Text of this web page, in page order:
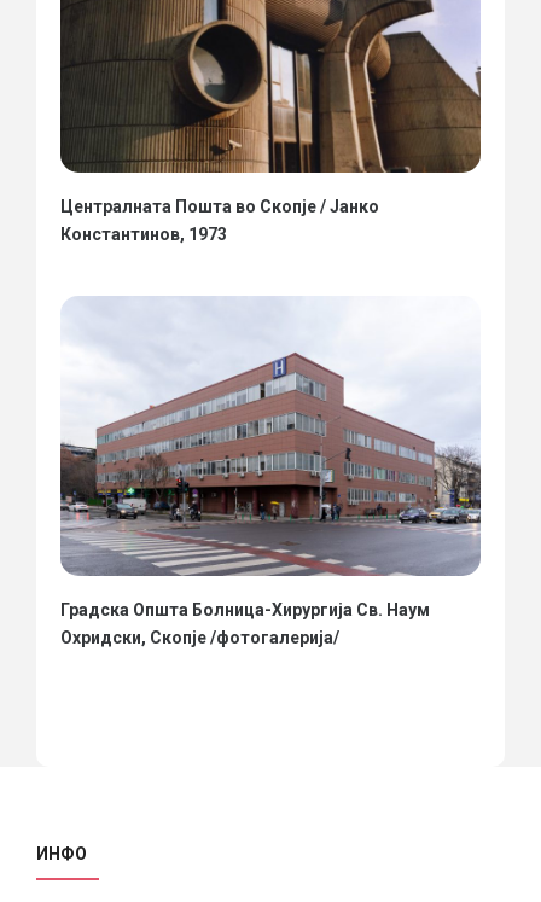
Централната Пошта во Скопје / Јанко
Константинов, 1973
Градска Општа Болница-Хирургија Св. Наум
Охридски, Скопје /фотогалерија/
ИНФО